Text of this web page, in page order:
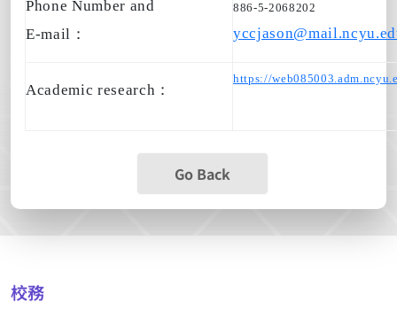
Phone Number and
E-mail ：
886-5-2068202
Academic research ：
https://
Go Back
校務